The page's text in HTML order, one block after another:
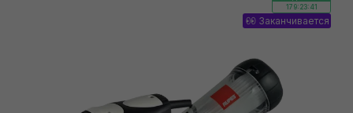
179:23:40
Заканчивается